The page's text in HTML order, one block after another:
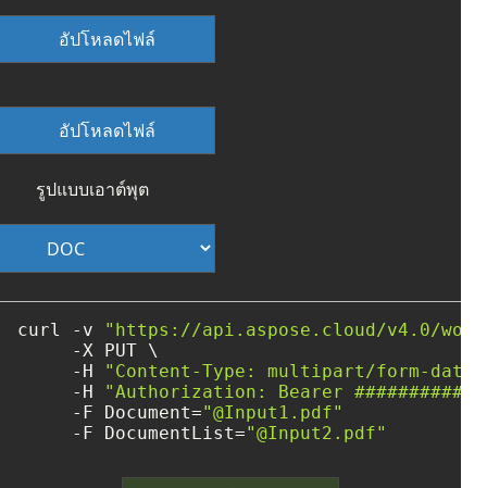
อัปโหลดไฟล์
อัปโหลดไฟล์
รูปแบบเอาต์พุต
curl -v
"https://api.aspose.cloud/v4.0/
     -X PUT \
     -H
"Content-Type: multipart/form-data"
     -H
"Authorization: Bearer
     -F Document=
"@Input1.pdf"
     -F DocumentList=
"@Input2.pdf"